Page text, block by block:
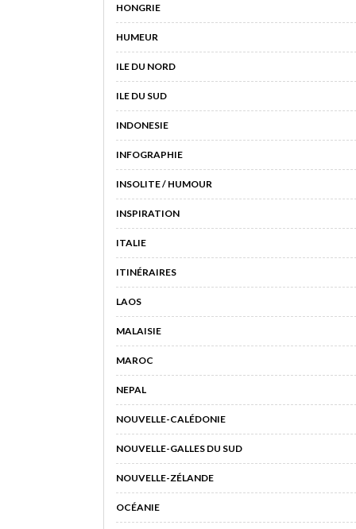
HONGRIE
HUMEUR
ILE DU NORD
ILE DU SUD
INDONESIE
INFOGRAPHIE
INSOLITE / HUMOUR
INSPIRATION
ITALIE
ITINÉRAIRES
LAOS
MALAISIE
MAROC
NEPAL
NOUVELLE-CALÉDONIE
NOUVELLE-GALLES DU SUD
NOUVELLE-ZÉLANDE
OCÉANIE